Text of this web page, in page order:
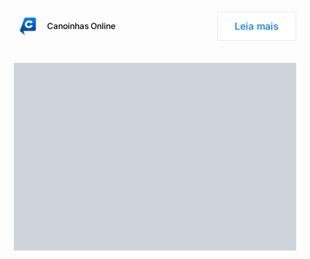
Canoinhas Online Leia mais